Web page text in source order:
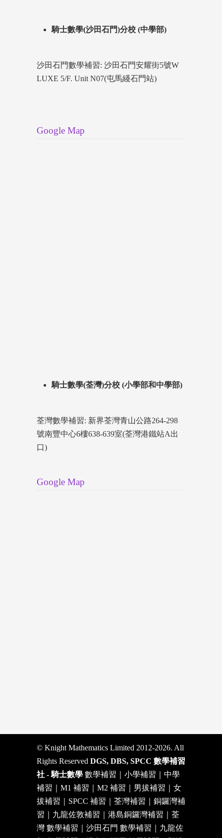
騎士數學(沙田石門)分校 (中學部)
沙田石門數學補習: 沙田石門安耀街5號W
LUXE 5/F. Unit N07(屯馬綫石門站)
Google Map
騎士數學(荃灣)分校 (小學部和中學部)
荃灣數學補習: 新界荃灣青山公路264-298
號南豐中心6樓638-639室(荃灣港鐵站A出
口)
Google Map
© Knight Mathematics Limited 2012-2026. All
Rights Reserved DGS, DBS, SPCC 數學補習
社 - 騎士數學 數學補習｜小學補習｜中學
補習｜M1 補習｜M2 補習｜男拔補習｜女
拔補習｜SPCC 補習｜荃灣補習｜銅鑼灣補
習｜九龍佐敦補習｜港島銅鑼灣補習｜荃
灣 數學補習｜沙田石門 數學補習｜九龍佐